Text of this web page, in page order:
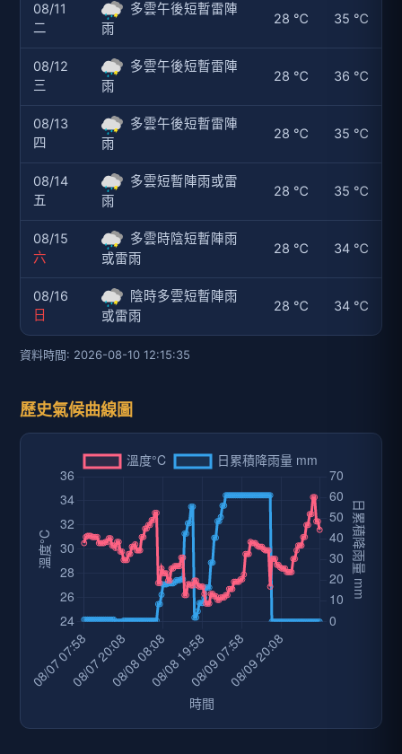
08/11
二
多雲午後短暫雷陣
雨
28 ℃ 35 ℃
08/12
三
多雲午後短暫雷陣
雨
28 ℃ 36 ℃
08/13
四
多雲午後短暫雷陣
雨
28 ℃ 35 ℃
08/14
五
多雲短暫陣雨或雷
雨
28 ℃ 35 ℃
08/15
六
多雲時陰短暫陣雨
或雷雨
28 ℃ 34 ℃
08/16
日
陰時多雲短暫陣雨
或雷雨
28 ℃ 34 ℃
資料時間: 2026-08-10 12:15:35
歷史氣候曲線圖